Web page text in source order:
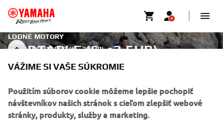
PORTABLE (6 – 2.5HP)
LODNÉ MOTORY
PORTABLE (6 – 2.5HP)
FIREMNÉ STRÁNKY
VÁŽIME SI VAŠE SÚKROMIE
Použitím súborov cookie môžeme lepšie pochopiť
návštevníkov našich stránok s cieľom zlepšiť webové
stránky, produkty, služby a marketing.